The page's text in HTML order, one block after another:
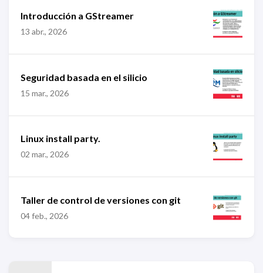
Introducción a GStreamer
13 abr., 2026
Seguridad basada en el silicio
15 mar., 2026
Linux install party.
02 mar., 2026
Taller de control de versiones con git
04 feb., 2026